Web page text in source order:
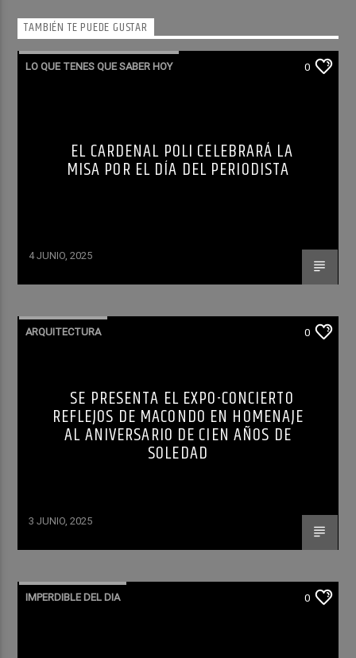
TAMBIÉN TE PUEDE GUSTAR
LO QUE TENES QUE SABER HOY 0
EL CARDENAL POLI CELEBRARÁ LA
MISA POR EL DÍA DEL PERIODISTA
4 JUNIO, 2025
ARQUITECTURA 0
SE PRESENTA EL EXPO-CONCIERTO
REFLEJOS DE MACONDO EN HOMENAJE
AL ANIVERSARIO DE CIEN AÑOS DE
SOLEDAD
3 JUNIO, 2025
IMPERDIBLE DEL DIA 0